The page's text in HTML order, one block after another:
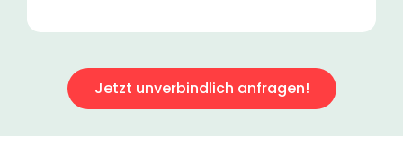
Jetzt unverbindlich anfragen!